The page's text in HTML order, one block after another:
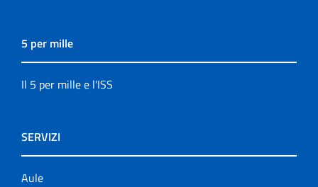
5 per mille
Il 5 per mille e l'ISS
SERVIZI
Aule